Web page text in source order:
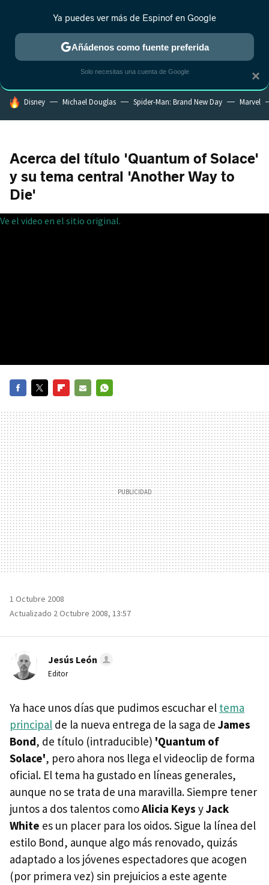
ESTRENOS REALITY ANIME RANKINGS CINE
HOY SE HABLA DE
Disney Michael Douglas Spider-Man: Brand New Day Marvel
Acerca del título 'Quantum of Solace'
y su tema central 'Another Way to
Die'
Ve el video en el sitio original.
MAIL
1 Octubre 2008
Actualizado 2 Octubre 2008, 13:57
Jesús León
Editor
Ya hace unos días que pudimos escuchar el tema
principal de la nueva entrega de la saga de James
Bond, de título (intraducible) 'Quantum of
Solace', pero ahora nos llega el videoclip de forma
oficial. El tema ha gustado en líneas generales,
aunque no se trata de una maravilla. Siempre tener
juntos a dos talentos comoAlicia Keys yJack
White es un placer para los oidos. Sigue la línea del
estilo Bond, aunque algo más renovado, quizás
adaptado a los jóvenes espectadores que acogen
(por primera vez) sin prejuicios a este agente
×
Ya puedes ver más de Espinof en Google
Añádenos como fuente preferida
Solo necesitas una cuenta de Google